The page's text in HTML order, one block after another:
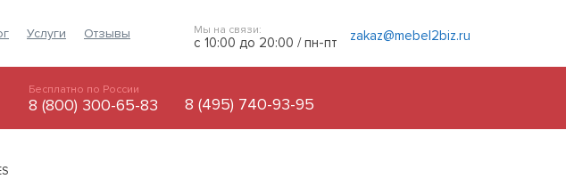
Услуги Отзывы Мы на связи:
с 10:00 до 20:00 / пн-пт zakaz@mebel2biz.ru
Бесплатно по России
8 (800) 300-65-83 8 (495) 740-93-95